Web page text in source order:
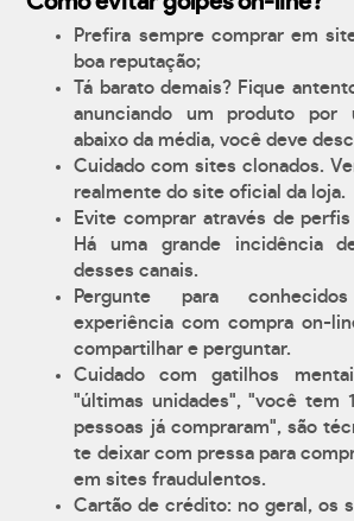
Prefira sempre comprar em
boa reputação;
Tá barato demais? Fique
anunciando um produto por
abaixo da média, você deve
Cuidado com sites clonados.
realmente do site oficial da loja.
Evite comprar através de
Há uma grande incidência
desses canais.
Pergunte para
experiência com compra on-
compartilhar e perguntar.
Cuidado com gatilhos
"últimas unidades", "você tem
pessoas já compraram", são
te deixar com pressa para
em sites fraudulentos.
Cartão de crédito: no geral, os